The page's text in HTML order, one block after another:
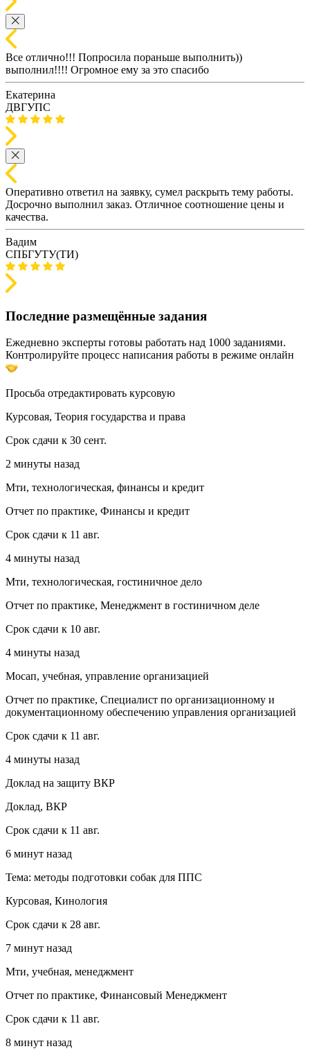
Все отлично!!! Попросила пораньше выполнить))
выполнил!!!! Огромное ему за это спасибо
Екатерина
ДВГУПС
Оперативно ответил на заявку, сумел раскрыть тему работы.
Досрочно выполнил заказ. Отличное соотношение цены и
качества.
Вадим
СПБГУТУ(ТИ)
Последние размещённые задания
Ежедневно эксперты готовы работать над 1000 заданиями.
Контролируйте процесс написания работы в режиме онлайн
Просьба отредактировать курсовую
Курсовая, Теория государства и права
Срок сдачи к 30 сент.
2 минуты назад
Мти, технологическая, финансы и кредит
Отчет по практике, Финансы и кредит
Срок сдачи к 11 авг.
4 минуты назад
Мти, технологическая, гостиничное дело
Отчет по практике, Менеджмент в гостиничном деле
Срок сдачи к 10 авг.
4 минуты назад
Мосап, учебная, управление организацией
Отчет по практике, Специалист по организационному и
документационному обеспечению управления организацией
Срок сдачи к 11 авг.
4 минуты назад
Доклад на защиту ВКР
Доклад, ВКР
Срок сдачи к 11 авг.
6 минут назад
Тема: методы подготовки собак для ППС
Курсовая, Кинология
Срок сдачи к 28 авг.
7 минут назад
Мти, учебная, менеджмент
Отчет по практике, Финансовый Менеджмент
Срок сдачи к 11 авг.
8 минут назад